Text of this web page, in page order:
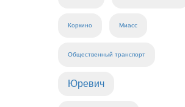
Коркино Миасс
Общественный транспорт
Юревич